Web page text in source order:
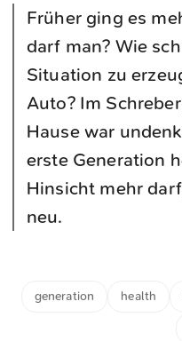
Früher ging es
darf man? Wie
Situation zu
Auto? Im
Hause war
erste Generation
Hinsicht mehr
neu.
generation health